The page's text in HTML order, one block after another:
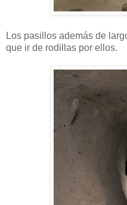
Los pasillos además de
que ir de rodillas por ellos.